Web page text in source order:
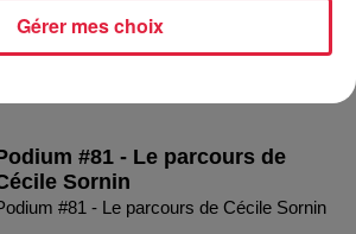
Bruno Dinel
#81 - Le parcours de
Sornin
#81 - Le parcours de Cécile Sornin
Gérer mes choix